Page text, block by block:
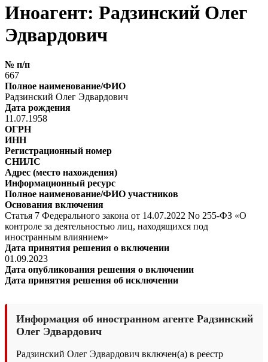
Иноагент: Радзинский Олег
Эдвардович
№ п/п
667
Полное наименование/ФИО
Радзинский Олег Эдвардович
Дата рождения
11.07.1958
ОГРН
ИНН
Регистрационный номер
СНИЛС
Адрес (место нахождения)
Информационный ресурс
Полное наименование/ФИО участников
Основания включения
Статья 7 Федерального закона от 14.07.2022 No 255-ФЗ «О
контроле за деятельностью лиц, находящихся под
иностранным влиянием»
Дата принятия решения о включении
01.09.2023
Дата опубликования решения о включении
Дата принятия решения об исключении
Информация об иностранном агенте Радзинский
Олег Эдвардович
Радзинский Олег Эдвардович включен(а) в реестр